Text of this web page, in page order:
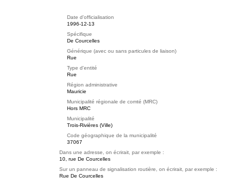
Date d'officialisation
1996-12-13
Spécifique
De Courcelles
Générique (avec ou sans particules de liaison)
Rue
Type d'entité
Rue
Région administrative
Mauricie
Municipalité régionale de comté (MRC)
Hors MRC
Municipalité
Trois-Rivières (Ville)
Code géographique de la municipalité
37067
Dans une adresse, on écrirait, par exemple :
10, rue De Courcelles
Sur un panneau de signalisation routière, on écrirait, par exemple :
Rue De Courcelles